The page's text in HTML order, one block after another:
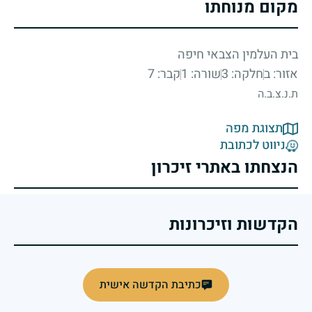
מקום מנוחתו
בית העלמין הצבאי חיפה
אזור: בחלקה: 3 שורה: 1 קבר: 7
ת.נ.צ.ב.ה
תצוגת מפה
ניווט לכתובת
הנצחתו באתרי זיכרון
הקדשות וזיכרונות
כתיבת הקדשה אישית